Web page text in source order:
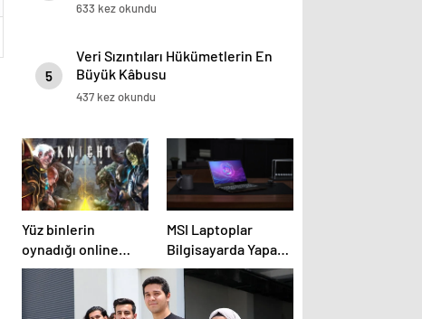
633 kez okundu
5
Veri Sızıntıları Hükümetlerin En
Büyük Kâbusu
437 kez okundu
Yüz binlerin
oynadığı online
oyun davalık oldu
MSI Laptoplar
Bilgisayarda Yapay
Zeka Çağına
Öncülük Ediyor